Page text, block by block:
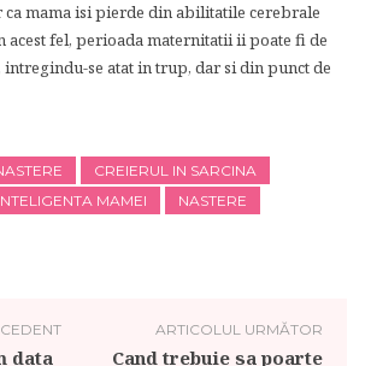
ca mama isi pierde din abilitatile cerebrale
acest fel, perioada maternitatii ii poate fi de
se atat in trup, dar si din punct de
CREIERUL IN SARCINA
MAMEI
NASTERE
data
ARTICOLUL URMĂTOR
Cand trebuie sa poarte